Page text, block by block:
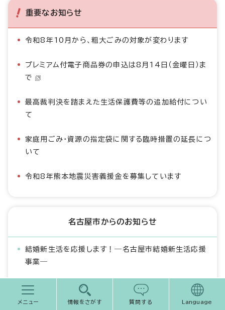
重要なお知らせ
令和8年10月から、粗大ごみの対象が変わります
プレミアム付電子商品券の申込は8月14日（金曜日）ま
で
最高裁判決を踏まえた生活保護費等の追加給付につい
て
家庭用ごみ・資源の指定袋に関する臨時措置の延長につ
いて
令和8年熊本地震災害義援金を募集しています
名古屋市からのお知らせ
結婚新生活を応援します！―名古屋市結婚新生活応援
事業―
名古屋市こども誰でも通園制度（保護者の方へのご案
内）
メニュー 情報をさがす 質問する Language